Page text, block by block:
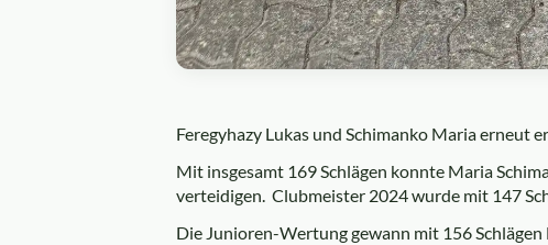
Feregyhazy Lukas und Schimanko Maria erneut
Mit insgesamt 169 Schlägen konnte Maria
verteidigen. Clubmeister 2024 wurde mit 147
Die Junioren-Wertung gewann mit 156